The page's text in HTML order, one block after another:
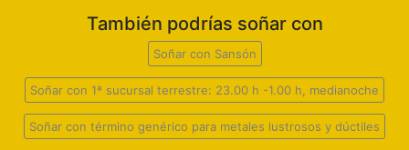
También podrías soñar con
Soñar con Sansón
Soñar con 1ª sucursal terrestre: 23.00 h -1.00 h, medianoche
Soñar con término genérico para metales lustrosos y dúctiles